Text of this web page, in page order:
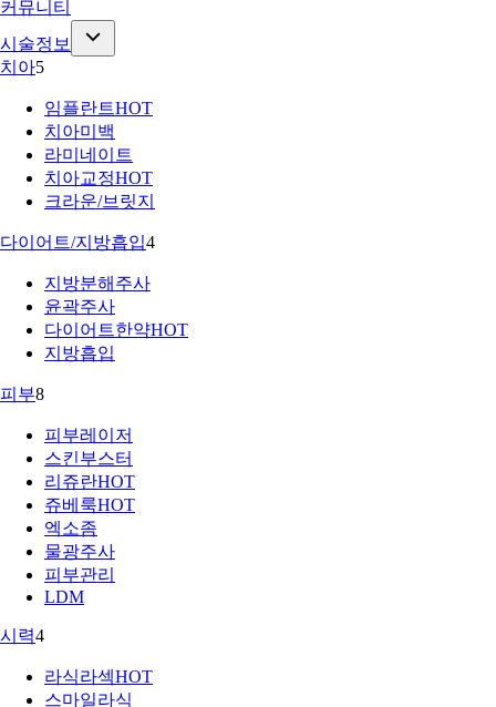
커뮤니티
시술정보
치아5
임플란트HOT
치아미백
라미네이트
치아교정HOT
크라운/브릿지
다이어트/지방흡입4
지방분해주사
윤곽주사
다이어트한약HOT
지방흡입
피부8
피부레이저
스킨부스터
리쥬란HOT
쥬베룩HOT
엑소좀
물광주사
피부관리
LDM
시력4
라식라섹HOT
스마일라식